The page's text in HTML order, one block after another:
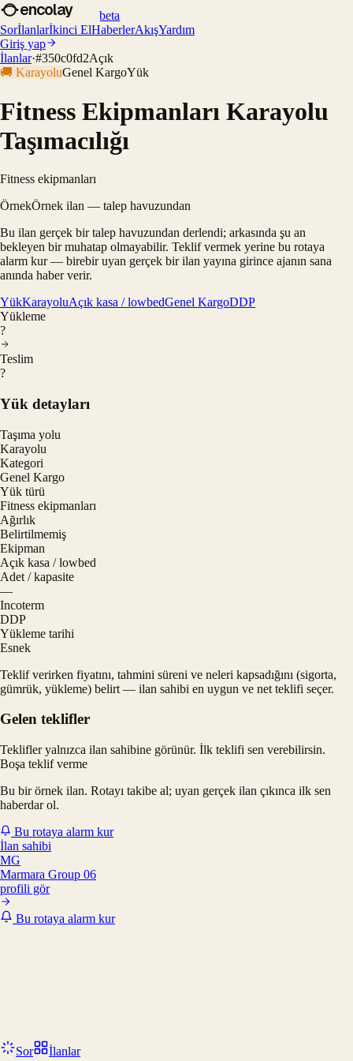
encolay
beta
Sorİlanlarİkinci ElHaberlerAkışYardım
Giriş yap
İlanlar·#350c0fd2Açık
🚚 KarayoluGenel KargoYük
Fitness Ekipmanları Karayolu
Taşımacılığı
Fitness ekipmanları
ÖrnekÖrnek ilan — talep havuzundan
Bu ilan gerçek bir talep havuzundan derlendi; arkasında şu an
bekleyen bir muhatap olmayabilir. Teklif vermek yerine bu rotaya
alarm kur — birebir uyan gerçek bir ilan yayına girince ajanın sana
anında haber verir.
YükKarayoluAçık kasa / lowbedGenel KargoDDP
Yükleme
?
Teslim
?
Yük detayları
Taşıma yolu
Karayolu
Kategori
Genel Kargo
Yük türü
Fitness ekipmanları
Ağırlık
Belirtilmemiş
Ekipman
Açık kasa / lowbed
Adet / kapasite
—
Incoterm
DDP
Yükleme tarihi
Esnek
Teklif verirken fiyatını, tahmini süreni ve neleri kapsadığını (sigorta,
gümrük, yükleme) belirt — ilan sahibi en uygun ve net teklifi seçer.
Gelen teklifler
Teklifler yalnızca ilan sahibine görünür. İlk teklifi sen verebilirsin.
Boşa teklif verme
Bu bir örnek ilan. Rotayı takibe al; uyan gerçek ilan çıkınca ilk sen
haberdar ol.
Bu rotaya alarm kur
İlan sahibi
MG
Marmara Group 06
profili gör
Bu rotaya alarm kur
Sor İlanlar